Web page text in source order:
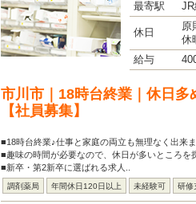
最寄駅
休日
原
休
給与
市川市｜18時台終業｜休日多
【社員募集】
■18時台終業♪仕事と家庭の両立も無理なく出来ま
■趣味の時間が必要なので、休日が多いところを
■新卒・第2新卒に選ばれる求人..
調剤薬局 年間休日120日以上 未経験可 研修